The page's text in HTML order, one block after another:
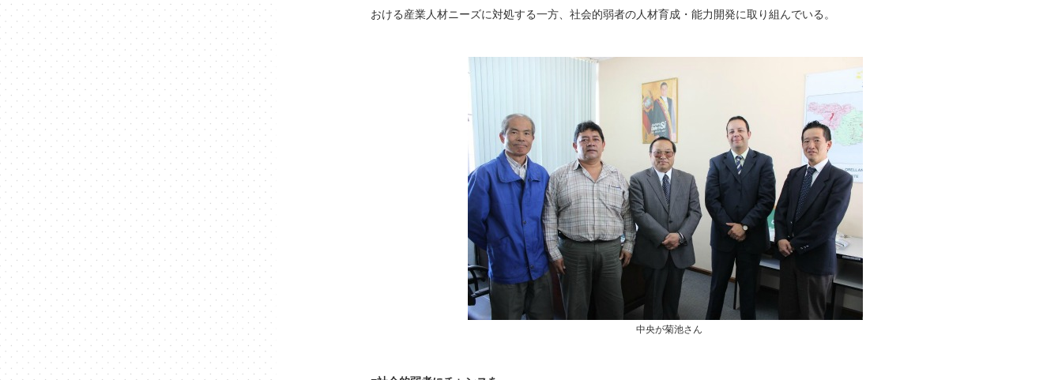
おける産業人材ニーズに対処する一方、社会的弱者の人材育成・能力開発に取り組んでいる。
中央が菊池さん